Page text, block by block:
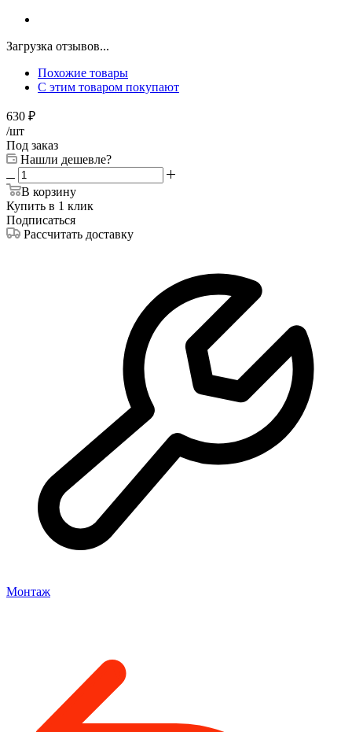
Загрузка отзывов...
Похожие товары
С этим товаром покупают
630 ₽
/шт
Под заказ
Нашли дешевле?
В корзину
Купить в 1 клик
Подписаться
Рассчитать доставку
Монтаж